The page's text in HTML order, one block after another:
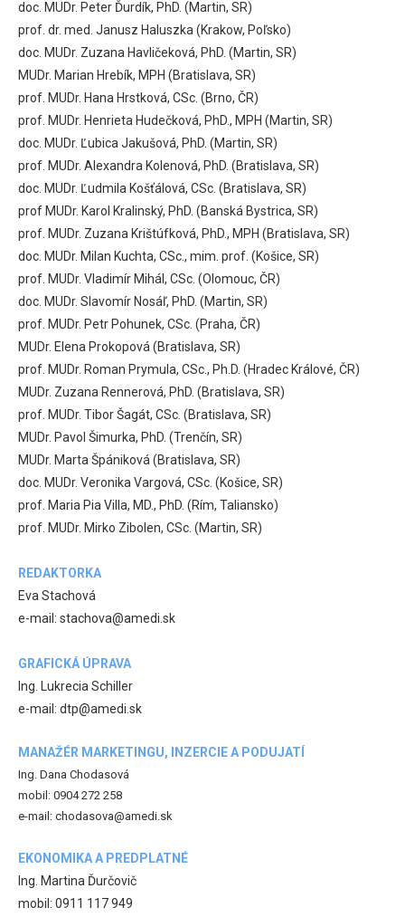
doc. MUDr. Peter Ďurdík, PhD. (Martin, SR)
prof. dr. med. Janusz Haluszka (Krakow, Poľsko)
doc. MUDr. Zuzana Havličeková, PhD. (Martin, SR)
MUDr. Marian Hrebík, MPH (Bratislava, SR)
prof. MUDr. Hana Hrstková, CSc. (Brno, ČR)
prof. MUDr. Henrieta Hudečková, PhD., MPH (Martin, SR)
doc. MUDr. Ľubica Jakušová, PhD. (Martin, SR)
prof. MUDr. Alexandra Kolenová, PhD. (Bratislava, SR)
doc. MUDr. Ľudmila Košťálová, CSc. (Bratislava, SR)
prof MUDr. Karol Kralinský, PhD. (Banská Bystrica, SR)
prof. MUDr. Zuzana Krištúfková, PhD., MPH (Bratislava, SR)
doc. MUDr. Milan Kuchta, CSc., mim. prof. (Košice, SR)
prof. MUDr. Vladimír Mihál, CSc. (Olomouc, ČR)
doc. MUDr. Slavomír Nosáľ, PhD. (Martin, SR)
prof. MUDr. Petr Pohunek, CSc. (Praha, ČR)
MUDr. Elena Prokopová (Bratislava, SR)
prof. MUDr. Roman Prymula, CSc., Ph.D. (Hradec Králové, ČR)
MUDr. Zuzana Rennerová, PhD. (Bratislava, SR)
prof. MUDr. Tibor Šagát, CSc. (Bratislava, SR)
MUDr. Pavol Šimurka, PhD. (Trenčín, SR)
MUDr. Marta Špániková (Bratislava, SR)
doc. MUDr. Veronika Vargová, CSc. (Košice, SR)
prof. Maria Pia Villa, MD., PhD. (Rím, Taliansko)
prof. MUDr. Mirko Zibolen, CSc. (Martin, SR)
REDAKTORKA
Eva Stachová
e-mail: stachova@amedi.sk
GRAFICKÁ ÚPRAVA
Ing. Lukrecia Schiller
e-mail: dtp@amedi.sk
MANAŽÉR MARKETINGU, INZERCIE A PODUJATÍ
Ing. Dana Chodasová
mobil: 0904 272 258
e-mail: chodasova@amedi.sk
EKONOMIKA A PREDPLATNÉ
Ing. Martina Ďurčovič
mobil: 0911 117 949